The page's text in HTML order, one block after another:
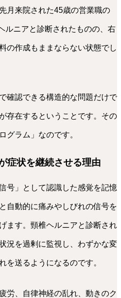
月来院された45歳の営業職の
ルニアと診断されたものの、右
の作成もままならない状態でし
確認できる構造的な問題だけで
存在するということです。その
グラム」なのです。
症状を継続させる理由
号」として認識した感覚を記憶
自動的に痛みやしびれの信号を
ます。頸椎ヘルニアと診断され
況を過剰に監視し、わずかな変
を送るようになるのです。
労、自律神経の乱れ、動きのク